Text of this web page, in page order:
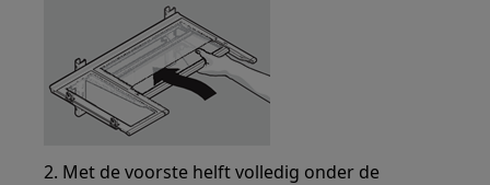
2. Met de voorste helft volledig onder de